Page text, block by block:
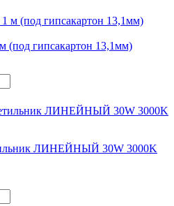
гипсакартон 13,1мм)
ЛИНЕЙНЫЙ 30W 3000K